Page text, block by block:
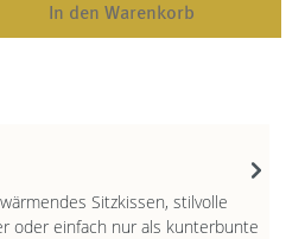
In den Warenkorb
Sitzkissen, stilvolle
oder einfach nur als kunterbunte